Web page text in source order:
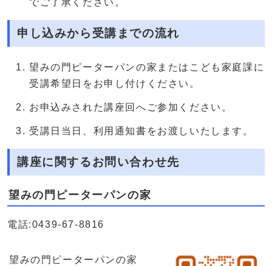
でご了承ください。
申し込みから受講までの流れ
望みの門ピーターパンの家またはこども家庭課に
受講希望日をお申し付けください。
お申込みされた講座回へご参加ください。
受講日当日、利用通知書をお渡しいたします。
講座に関するお問い合わせ先
望みの門ピーターパンの家
電話:0439-67-8816
望みの門ピーターパンの家